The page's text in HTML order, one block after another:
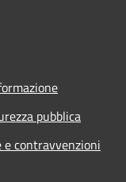
pubblica
contravvenzioni